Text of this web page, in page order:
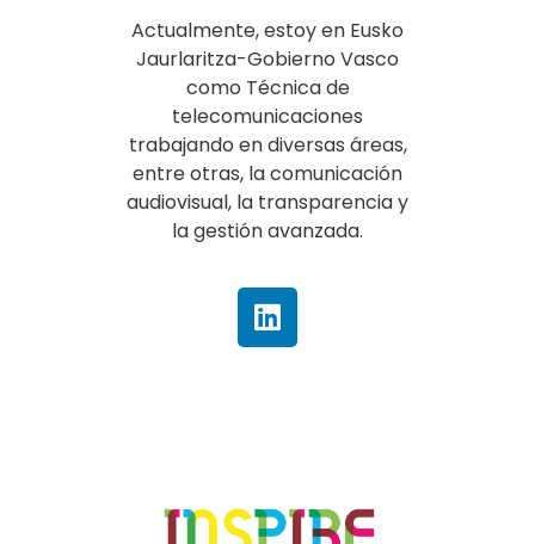
Actualmente, estoy en Eusko
Jaurlaritza-Gobierno Vasco
como Técnica de
telecomunicaciones
trabajando en diversas áreas,
entre otras, la comunicación
audiovisual, la transparencia y
la gestión avanzada.